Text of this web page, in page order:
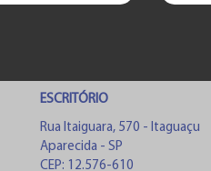
ESCRITÓRIO
Rua Itaiguara, 570 - Itaguaçu
Aparecida - SP
CEP: 12.576-610